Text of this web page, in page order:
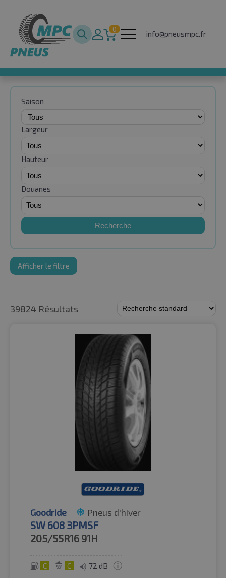
0
info@pneusmpc.fr
Saison
Largeur
Hauteur
Douanes
Recherche
Afficher le filtre
39824 Résultats
Goodride Pneus d'hiver
SW 608 3PMSF
205/55R16 91H
C C 72 dB